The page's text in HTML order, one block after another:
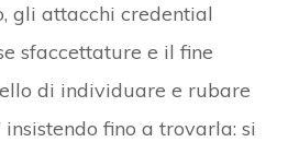
gli attacchi credential
sfaccettature e il fine
di individuare e rubare
insistendo fino a trovarla: si